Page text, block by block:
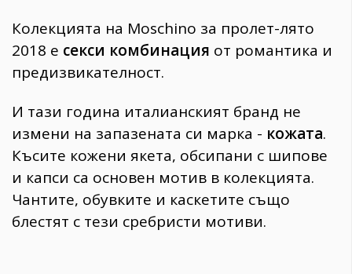
Gentlemen
382
Wellness
ПОСЛЕДВАЙТЕ
НИ
Колекцията на Moschino за пролет-лято
2018 е секси комбинация от романтика и
предизвикателност.
И тази година италианският бранд не
измени на запазената си марка - кожата.
Късите кожени якета, обсипани с шипове
и капси са основен мотив в колекцията.
Чантите, обувките и каскетите също
блестят с тези сребристи мотиви.